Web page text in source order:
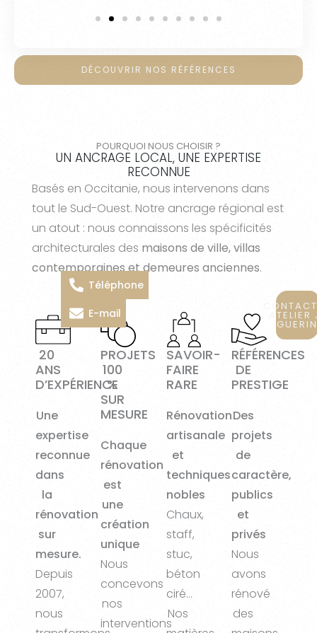
DÉCOUVRIR NOS RÉFÉRENCES
POURQUOI NOUS CHOISIR ?
UN ANCRAGE LOCAL, UNE EXPERTISE
RECONNUE
Basés en Occitanie, nous intervenons dans
tout le Sud-Ouest. Notre ancrage régional est
un atout : nous connaissons les spécificités
architecturales des maisons de ville, villas
contemporaines et demeures anciennes.
20
ANS
D’EXPÉRIENCE
Une
expertise
reconnue
dans
la
rénovation
sur
mesure.
Depuis
2007,
nous
PROJETS
100
%
SUR
MESURE
Chaque
rénovation
est
une
création
unique
Nous
concevons
nos
interventions
SAVOIR-
FAIRE
RARE
Rénovation
artisanale
et
techniques
nobles
Chaux,
staff,
stuc,
béton
ciré…
Nos
RÉFÉRENCES
DE
PRESTIGE
Des
projets
de
caractère,
publics
et
privés
Nous
avons
rénové
des
GUERIN
Téléphone
E-mail